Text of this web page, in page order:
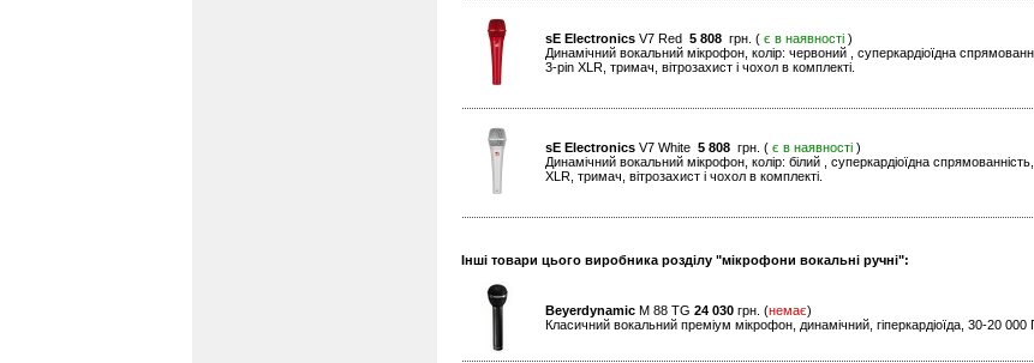
sE Electronics V7 Red 5 808 грн. ( є в наявності )
Динамічний вокальний мікрофон, колір: червоний , суперкардіоїдна
3-pin XLR, тримач, вітрозахист і чохол в комплекті.
sE Electronics V7 White 5 808 грн. ( є в наявності )
Динамічний вокальний мікрофон, колір: білий , суперкардіоїдна
XLR, тримач, вітрозахист і чохол в комплекті.
Інші товари цього виробника розділу "мікрофони вокальні ручні":
Beyerdynamic M 88 TG 24 030 грн. (немає)
Класичний вокальний преміум мікрофон, динамічний, гіперкардіоїда, 30-20 000